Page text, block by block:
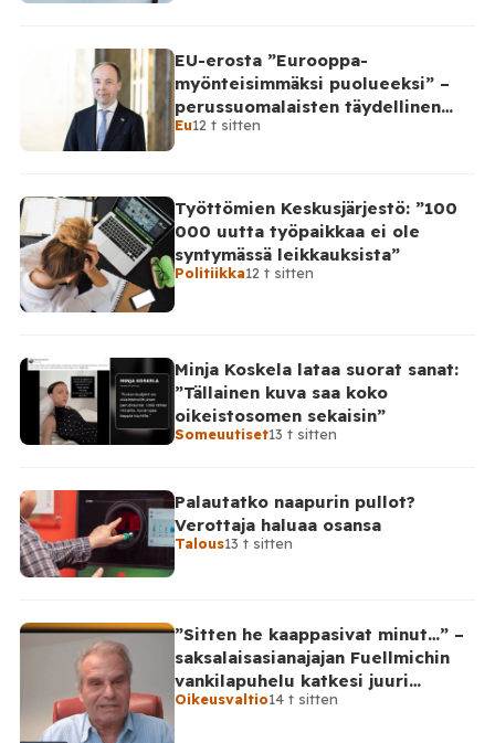
EU-erosta ”Eurooppa-
myönteisimmäksi puolueeksi” –
perussuomalaisten täydellinen
takinkääntö
Eu12 t sitten
Työttömien Keskusjärjestö: ”100
000 uutta työpaikkaa ei ole
syntymässä leikkauksista”
Politiikka12 t sitten
Minja Koskela lataa suorat sanat:
”Tällainen kuva saa koko
oikeistosomen sekaisin”
Someuutiset13 t sitten
Palautatko naapurin pullot?
Verottaja haluaa osansa
Talous13 t sitten
”Sitten he kaappasivat minut…” –
saksalaisasianajajan Fuellmichin
vankilapuhelu katkesi juuri
kriittisellä hetkellä
Oikeusvaltio14 t sitten